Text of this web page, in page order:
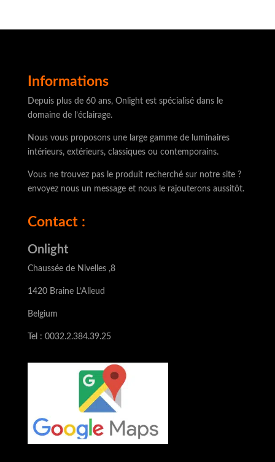
Informations
Depuis plus de 60 ans, Onlight est spécialisé dans le
domaine de l’éclairage.
Nous vous proposons une large gamme de luminaires
intérieurs, extérieurs, classiques ou contemporains.
Vous ne trouvez pas le produit recherché sur notre site ?
envoyez nous un message et nous le rajouterons aussitôt.
Contact :
Onlight
Chaussée de Nivelles ,8
1420 Braine L’Alleud
Belgium
Tel : 0032.2.384.39.25